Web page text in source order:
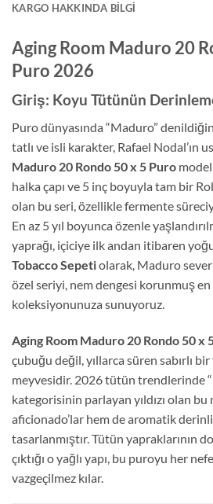
KARGO HAKKINDA BILGI
Aging Room Maduro 20
Puro 2026
Giriş: Koyu Tütünün
Puro dünyasında “Maduro”
tatlı ve isli karakter, Rafael Nodal’ın
Maduro 20 Rondo 50 x 5 Puro
halka çapı ve 5 inç boyuyla tam bir
olan bu seri, özellikle fermente
En az 5 yıl boyunca özenle
yaprağı, içiciye ilk andan itibaren
Tobacco Sepetiolarak, Maduro
özel seriyi, nem dengesi korunmuş
koleksiyonunuza sunuyoruz.
Aging Room Maduro 20 Rondo 50 x
çubuğu değil, yıllarca süren sabırlı
meyvesidir. 2026 tütün trendlerinde
kategorisinin parlayan yıldızı olan
aficionado’lar hem de aromatik
tasarlanmıştır. Tütün yapraklarının
çıktığı o yağlı yapı, bu puroyu her
vazgeçilmez kılar.